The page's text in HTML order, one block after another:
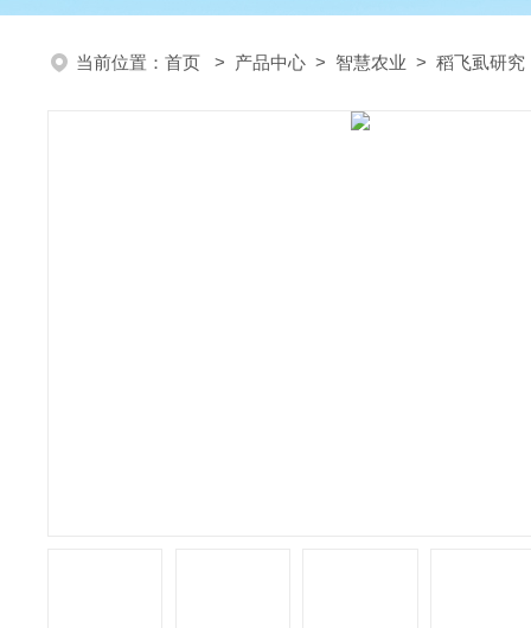
当前位置： 首页 > 产品中心 > 智慧农业 > 稻飞虱研究